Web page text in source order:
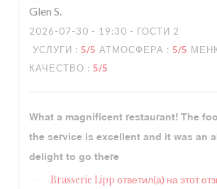
Glen S
2026-07-30 - 19:30 - ГОСТИ 2
УСЛУГИ : 5/5 АТМОСФЕРА : 5/5
КАЧЕСТВО : 5/5
What a magnificent restaurant! The
the service is excellent and it was an
delight to go there
Brasserie Lipp ответил(а) на этот